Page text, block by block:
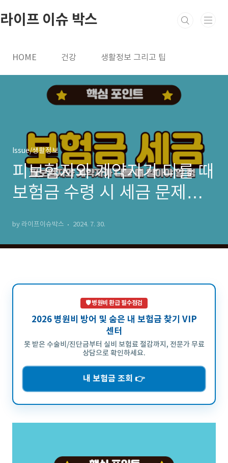
라이프 이슈 박스
HOME 건강 생활정보 그리고 팁
Issue/생활정보
피보험자와 계약자가 다를 때
보험금 수령 시 세금 문제가
by 라이프이슈박스 2024. 7. 30.
🛡️ 병원비 환급 필수점검
2026 병원비 방어 및 숨은 내 보험금 찾기 VIP
센터
못 받은 수술비/진단금부터 실비 보험료 절감까지, 전문가 무료
상담으로 확인하세요.
내 보험금 조회 👉